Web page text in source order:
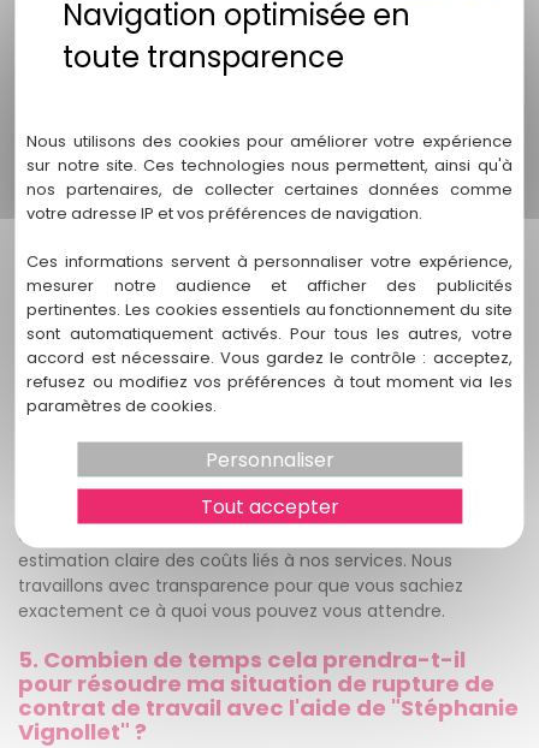
3. Comment puis-je prendre rendez-vous
avec "Stéphanie Vignollet" pour discuter de
ma situation de rupture de contrat de
Pour prendre rendez-vous avec "Stéphanie Vignollet" et
discuter de votre situation de rupture de contrat de travail
à Mérignac, veuillez utiliser les coordonnées fournies sur
notre site web. Vous pouvez nous contacter par téléphone
se fera un plaisir de vous répondre et de fixer un rendez-
vous.
4. Quels sont les honoraires associés aux
services de "Stéphanie Vignollet" pour les
ruptures de contrat de travail ?
Vignollet" pour les ruptures de contrat de travail à Mérignac
varient en fonction de la complexité de chaque cas. Nous
proposons des consultations initiales gratuites où nous
évaluerons votre situation et vous fournirons une
estimation claire des coûts liés à nos services. Nous
travaillons avec transparence pour que vous sachiez
exactement ce à quoi vous pouvez vous attendre.
5. Combien de temps cela prendra-t-il
pour résoudre ma situation de rupture de
contrat de travail avec l'aide de "Stéphanie
Vignollet" ?
Nous utilisons des cookies pour améliorer votre expérience
sur notre site. Ces technologies nous permettent, ainsi qu'à
nos partenaires, de collecter certaines données comme
votre adresse IP et vos préférences de navigation.
Ces informations servent à personnaliser votre expérience,
mesurer notre audience et afficher des publicités
pertinentes. Les cookies essentiels au fonctionnement du site
sont automatiquement activés. Pour tous les autres, votre
accord est nécessaire. Vous gardez le contrôle : acceptez,
refusez ou modifiez vos préférences à tout moment via les
paramètres de cookies.
Tout accepter
Personnaliser